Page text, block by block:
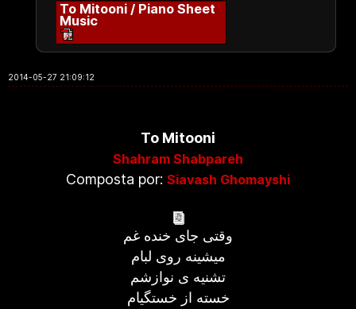
To Mitooni / Piano Sheet
Music
2014-05-27 21:09:12
To Mitooni
Shahram Shabpareh
Composta por: Siavash Ghomayshi
وقتی جای خنده غم
میشینه روی لبام
تشنیه ی نوازشم
خسته از خستگیام